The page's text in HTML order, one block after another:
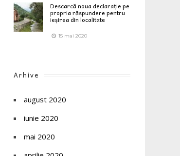
Descarcă noua declarație pe
propria răspundere pentru
ieșirea din localitate
15 mai 2020
Arhive
august 2020
iunie 2020
mai 2020